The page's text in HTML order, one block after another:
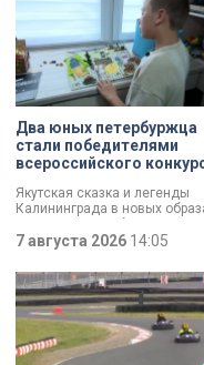
Два юных петербуржца
стали победителями
всероссийского
Якутская сказка и легенды
Калининграда в новых
победителями
Россия». Их работы с
использованием бересты,
и янтаря дали новое
народным сюжетам.
7 августа 2026 14:05